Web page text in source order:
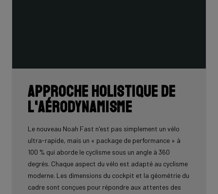
Approche holistique de
l'aérodynamisme
Le nouveau Noah Fast n'est pas simplement un vélo
ultra-rapide, mais un « package de performance » à
100 % qui aborde le cyclisme sous un angle à 360
degrés. Chaque aspect du vélo est adapté au cyclisme
moderne. Les dimensions du cockpit et la géométrie du
cadre sont conçues pour répondre aux attentes des